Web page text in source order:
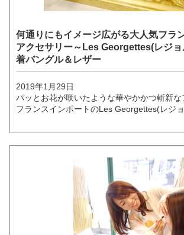
何通りにもイメージ広がる大人気フラ
アクセサリー～Les Georgettes(レジ
着バングル＆レザー
2019年1月29日
パッとお花が咲いたような華やかかつ斬新な
フランスインポートのLes Georgettes(レジ